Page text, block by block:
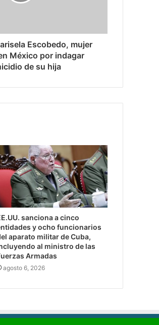
Escobedo, mujer
México por indagar
de su hija
sanciona a cinco
y ocho funcionarios
aparato militar de Cuba,
al ministro de las
Armadas
agosto 6, 2026